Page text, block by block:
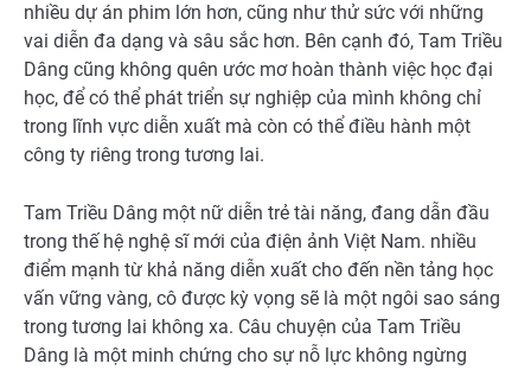
nhiều dự án phim lớn hơn, cũng như thử sức với những
vai diễn đa dạng và sâu sắc hơn. Bên cạnh đó, Tam Triều
Dâng cũng không quên ước mơ hoàn thành việc học đại
học, để có thể phát triển sự nghiệp của mình không chỉ
trong lĩnh vực diễn xuất mà còn có thể điều hành một
công ty riêng trong tương lai.
Tam Triều Dâng một nữ diễn trẻ tài năng, đang dẫn đầu
trong thế hệ nghệ sĩ mới của điện ảnh Việt Nam. nhiều
điểm mạnh từ khả năng diễn xuất cho đến nền tảng học
vấn vững vàng, cô được kỳ vọng sẽ là một ngôi sao sáng
trong tương lai không xa. Câu chuyện của Tam Triều
Dâng là một minh chứng cho sự nỗ lực không ngừng